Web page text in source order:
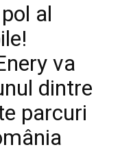
al
va
dintre
parcuri